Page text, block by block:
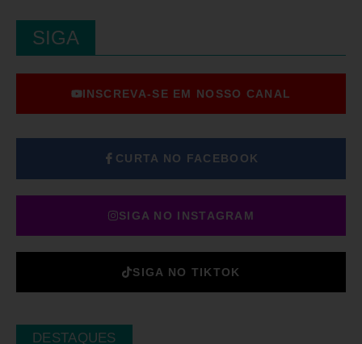
SIGA
INSCREVA-SE EM NOSSO CANAL
CURTA NO FACEBOOK
SIGA NO INSTAGRAM
SIGA NO TIKTOK
DESTAQUES